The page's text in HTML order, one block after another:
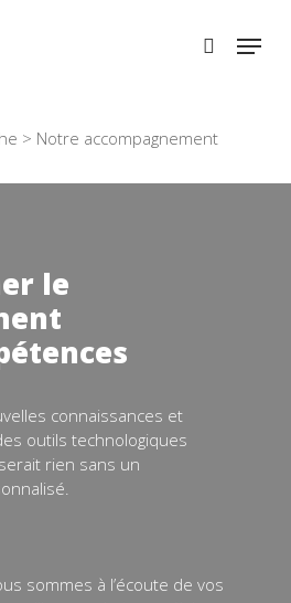
> Notre accompagnement
le
connaissances et
outils technologiques
rien sans un
sommes à l’écoute de vos